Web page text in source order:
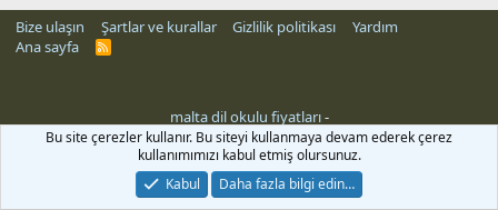
Bize ulaşın Şartlar ve kurallar Gizlilik politikası
Yardım
Ana sayfa
R
malta dil okulu fiyatları-
siteleri
Bu site çerezler kullanır. Bu siteyi kullanmaya devam ederek çerez
kullanımımızı kabul etmiş olursunuz.
Kabul
Daha fazla bilgi edin…